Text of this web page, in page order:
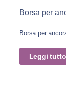
Borsa per
Borsa per
Leggi tutto